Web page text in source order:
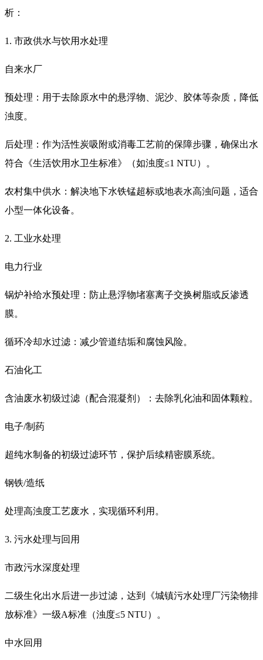
析：
1. 市政供水与饮用水处理
自来水厂
预处理：用于去除原水中的悬浮物、泥沙、胶体等杂质，降低
浊度。
后处理：作为活性炭吸附或消毒工艺前的保障步骤，确保出水
符合《生活饮用水卫生标准》（如浊度≤1 NTU）。
农村集中供水：解决地下水铁锰超标或地表水高浊问题，适合
小型一体化设备。
2. 工业水处理
电力行业
锅炉补给水预处理：防止悬浮物堵塞离子交换树脂或反渗透
膜。
循环冷却水过滤：减少管道结垢和腐蚀风险。
石油化工
含油废水初级过滤（配合混凝剂）：去除乳化油和固体颗粒。
电子/制药
超纯水制备的初级过滤环节，保护后续精密膜系统。
钢铁/造纸
处理高浊度工艺废水，实现循环利用。
3. 污水处理与回用
市政污水深度处理
二级生化出水后进一步过滤，达到《城镇污水处理厂污染物排
放标准》一级A标准（浊度≤5 NTU）。
中水回用